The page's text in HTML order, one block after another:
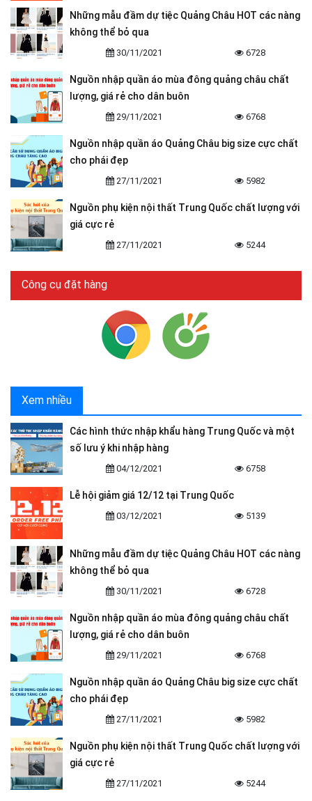
Những mẫu đầm dự tiệc Quảng Châu HOT các nàng
không thể bỏ qua
30/11/2021 6728
Nguồn nhập quần áo mùa đông quảng châu chất
lượng, giá rẻ cho dân buôn
29/11/2021 6768
Nguồn nhập quần áo Quảng Châu big size cực chất
cho phái đẹp
27/11/2021 5982
Nguồn phụ kiện nội thất Trung Quốc chất lượng với
giá cực rẻ
27/11/2021 5244
Công cụ đặt hàng
Xem nhiều
Các hình thức nhập khẩu hàng Trung Quốc và một
số lưu ý khi nhập hàng
04/12/2021 6758
Lễ hội giảm giá 12/12 tại Trung Quốc
03/12/2021 5139
Những mẫu đầm dự tiệc Quảng Châu HOT các nàng
không thể bỏ qua
30/11/2021 6728
Nguồn nhập quần áo mùa đông quảng châu chất
lượng, giá rẻ cho dân buôn
29/11/2021 6768
Nguồn nhập quần áo Quảng Châu big size cực chất
cho phái đẹp
27/11/2021 5982
Nguồn phụ kiện nội thất Trung Quốc chất lượng với
giá cực rẻ
27/11/2021 5244